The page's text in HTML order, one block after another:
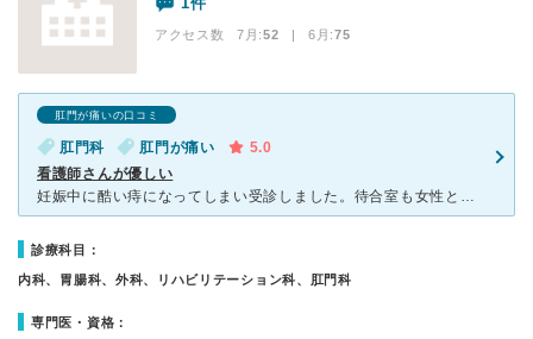
アクセス数 7月:52 | 6月:75
肛門が痛いの口コミ
肛門科 肛門が痛い
5.0
看護師さんが優しい
妊娠中に酷い痔になってしまい受診しました。待合室も女性と男性とで分かれており、先生とはそんなに関わりはありませんでしたが看護師さんたちがとにかく優しく丁寧な対応をしてくれました。痔の受診ということもあ
診療科目：
内科、胃腸科、外科、リハビリテーション科、肛門科
専門医・資格：